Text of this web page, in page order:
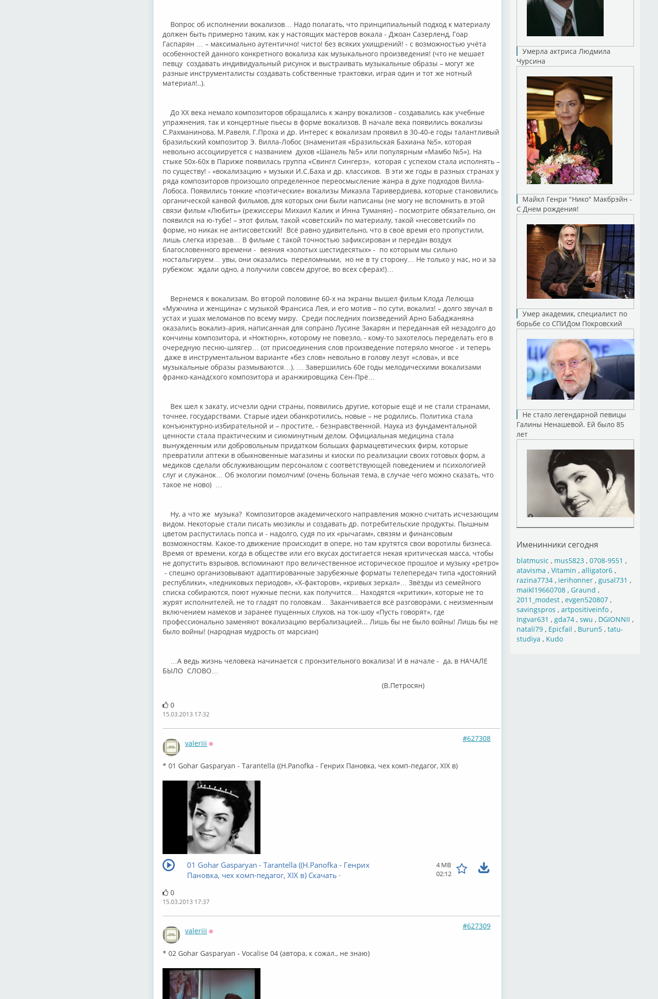
Вопрос об исполнении вокализов… Надо полагать, что принципиальный подход к материалу
должен быть примерно таким, как у настоящих мастеров вокала - Джоан Сазерленд, Гоар
Гаспарян … – максимально аутентично! чисто! без всяких ухищрений! - с возможностью учёта
особенностей данного конкретного вокализа как музыкального произведения! (что не мешает
певцу создавать индивидуальный рисунок и выстраивать музыкальные образы – могут же
разные инструменталисты создавать собственные трактовки, играя один и тот же нотный
материал!..).
До ХХ века немало композиторов обращались к жанру вокализов - создавались как учебные
упражнения, так и концертные пьесы в форме вокализов. В начале века появились вокализы
С.Рахманинова, М.Равеля, Г.Проха и др. Интерес к вокализам проявил в 30-40-е годы талантливый
бразильский композитор Э. Вилла-Лобос (знаменитая «Бразильская Бахиана №5», которая
невольно ассоциируется с названием духов «Шанель №5» или популярным «Мамбо №5»). На
стыке 50х-60х в Париже появилась группа «Свингл Сингерз», которая с успехом стала исполнять –
по существу! - «вокализацию » музыки И.С.Баха и др. классиков. В эти же годы в разных странах у
ряда композиторов произошло определенное переосмысление жанра в духе подходов Вилла-
Лобоса. Появились тонкие «поэтические» вокализы Микаэла Таривердиева, которые становились
органической канвой фильмов, для которых они были написаны (не могу не вспомнить в этой
связи фильм «Любить» (режиссеры Михаил Калик и Инна Туманян) - посмотрите обязательно, он
появился на ю-тубе! – этот фильм, такой «советский» по материалу, такой «несоветский» по
форме, но никак не антисоветский! Всё равно удивительно, что в своё время его пропустили,
лишь слегка изрезав… В фильме с такой точностью зафиксирован и передан воздух
благословенного времени - веяния «золотых шестидесятых» - по которым мы сильно
ностальгируем… увы, они оказались переломными, но не в ту сторону… Не только у нас, но и за
рубежом: ждали одно, а получили совсем другое, во всех сферах!)…
Вернемся к вокализам. Во второй половине 60-х на экраны вышел фильм Клода Лелюша
«Мужчина и женщина» с музыкой Франсиса Лея, и его мотив – по сути, вокализ! – долго звучал в
устах и ушах меломанов по всему миру. Среди последних поизведений Арно Бабаджаняна
оказались вокализ-ария, написанная для сопрано Лусине Закарян и переданная ей незадолго до
кончины композитора, и «Ноктюрн», которому не повезло, - кому-то захотелось переделать его в
очередную песню-шлягер… (от присоединения слов произведение потеряло многое - и теперь
даже в инструментальном варианте «без слов» невольно в голову лезут «слова», и все
музыкальные образы размываются…). … Завершились 60е годы мелодическими вокализами
франко-канадского композитора и аранжировщика Сен-Прё…
Век шел к закату, исчезли одни страны, появились другие, которые ещё и не стали странами,
точнее, государствами. Старые идеи обанкротились, новые – не родились. Политика стала
конъюнктурно-избирательной и – простите, - безнравственной. Наука из фундаментальной
ценности стала практическим и сиюминутным делом. Официальная медицина стала
вынужденным или добровольным придатком больших фармацевтических фирм, которые
превратили аптеки в обыкновенные магазины и киоски по реализации своих готовых форм, а
медиков сделали обслуживающим персоналом с соответствующей поведением и психологией
слуг и служанок… Об экологии помолчим! (очень больная тема, в случае чего можно сказать, что
такое не ново) …
Ну, а что же музыка? Композиторов академического направления можно считать исчезающим
видом. Некоторые стали писать мюзиклы и создавать др. потребительские продукты. Пышным
цветом распустилась попса и - надолго, судя по их «рычагам», связям и финансовым
возможностям. Какое-то движение происходит в опере, но там крутятся свои воротилы бизнеса.
Время от времени, когда в обществе или его вкусах достигается некая критическая масса, чтобы
не допустить взрывов, вспоминают про величественное историческое прошлое и музыку «ретро»
- спешно организовывают адаптированные зарубежные форматы телепередач типа «достояний
республики», «ледниковых периодов», «Х-факторов», «кривых зеркал»… Звёзды из семейного
списка собираются, поют нужные песни, как получится… Находятся «критики», которые не то
журят исполнителей, не то гладят по головкам… Заканчивается всё разговорами, с неизменным
включением намеков и заранее пущенных слухов, на ток-шоу «Пусть говорят», где
профессионально заменяют вокализацию вербализацией... Лишь бы не было войны! Лишь бы не
было войны! (народная мудрость от марсиан)
…А ведь жизнь человека начинается с пронзительного вокализа! И в начале - да, в НАЧАЛЕ
БЫЛО СЛОВО…
(В.Петросян)
0
15.03.2013 17:32
valeriii
#627308
* 01 Gohar Gasparyan - Tarantella ((H.Panofka - Генрих Пановка, чех комп-педагог, XIX в)
01 Gohar Gasparyan - Tarantella ((H.Panofka - Генрих
Пановка, чех комп-педагог, XIX в) Скачать ·
4 MB
02:12
0
15.03.2013 17:37
valeriii
#627309
* 02 Gohar Gasparyan - Vocalise 04 (автора, к сожал., не знаю)
Умерла актриса Людмила
Чурсина
Майкл Генри "Нико" Макбрэйн -
С Днем рождения!
Умер академик, специалист по
борьбе со СПИДом Покровский
Не стало легендарной певицы
Галины Ненашевой. Ей было 85
лет
Именинники сегодня
blatmusic , mus5823, 0708-9551 ,
atavisma , Vitamin , alligator6,
razina7734, ierihonner, gusal731 ,
maikl19660708, Graund ,
2011_modest, evgen520807,
savingspros , artpositiveinfo,
Ingvar631 , gda74, swu , DGIONNII ,
natali79, Epicfail , Burun5, tatu-
studiya , Kudo